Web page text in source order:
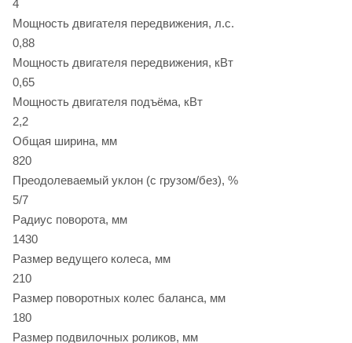
4
Мощность двигателя передвижения, л.с.
0,88
Мощность двигателя передвижения, кВт
0,65
Мощность двигателя подъёма, кВт
2,2
Общая ширина, мм
820
Преодолеваемый уклон (с грузом/без), %
5/7
Радиус поворота, мм
1430
Размер ведущего колеса, мм
210
Размер поворотных колес баланса, мм
180
Размер подвилочных роликов, мм